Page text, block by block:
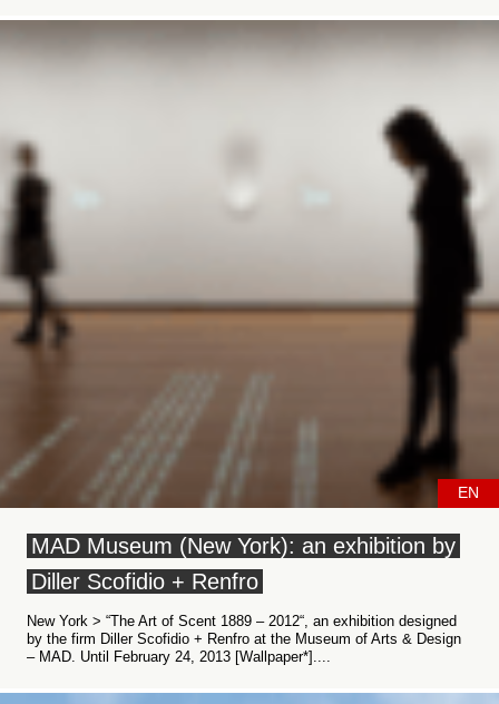
EN
MAD Museum (New York): an exhibition by
Diller Scofidio + Renfro
New York > “The Art of Scent 1889 – 2012“, an exhibition designed
by the firm Diller Scofidio + Renfro at the Museum of Arts & Design
– MAD. Until February 24, 2013 [Wallpaper*]....